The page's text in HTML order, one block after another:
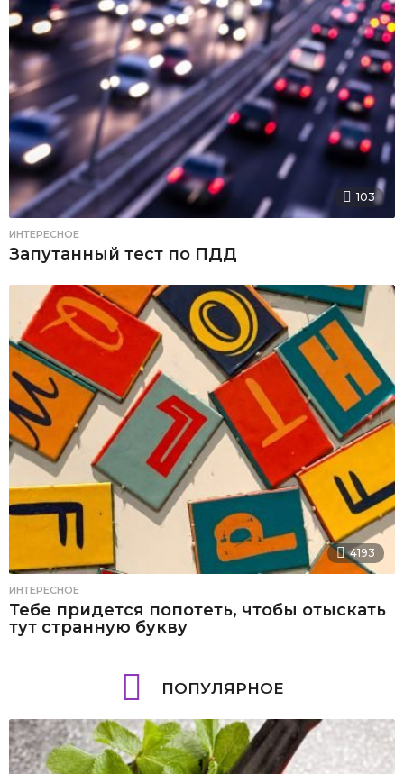
103
ИНТЕРЕСНОЕ
Запутанный тест по ПДД
4193
ИНТЕРЕСНОЕ
Тебе придется попотеть, чтобы отыскать
тут странную букву
ПОПУЛЯРНОЕ